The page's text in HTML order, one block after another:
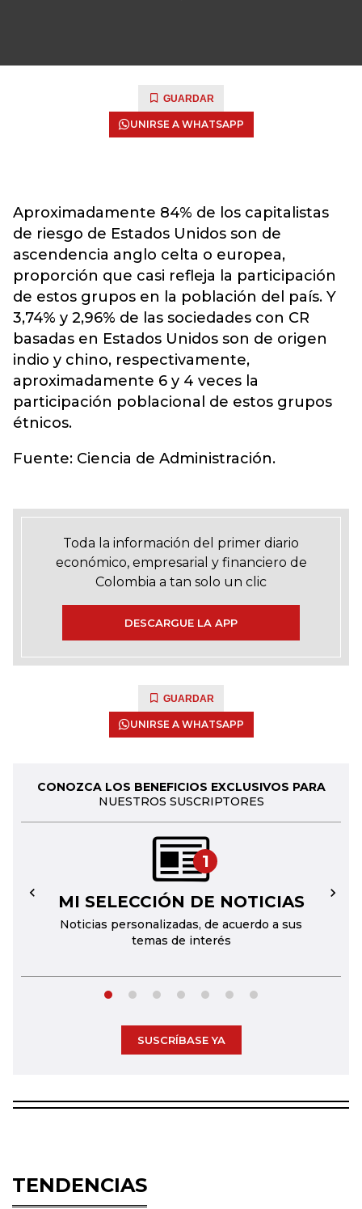
GUARDAR
UNIRSE A WHATSAPP
Aproximadamente 84% de los capitalistas
de riesgo de Estados Unidos son de
ascendencia anglo celta o europea,
proporción que casi refleja la participación
de estos grupos en la población del país. Y
3,74% y 2,96% de las sociedades con CR
basadas en Estados Unidos son de origen
indio y chino, respectivamente,
aproximadamente 6 y 4 veces la
participación poblacional de estos grupos
étnicos.
Fuente: Ciencia de Administración.
Toda la información del primer diario
económico, empresarial y financiero de
Colombia a tan solo un clic
DESCARGUE LA APP
GUARDAR
UNIRSE A WHATSAPP
CONOZCA LOS BENEFICIOS EXCLUSIVOS PARA
NUESTROS SUSCRIPTORES
1
MI SELECCIÓN DE NOTICIAS
Noticias personalizadas, de acuerdo a sus
temas de interés
← →
SUSCRÍBASE YA
TENDENCIAS